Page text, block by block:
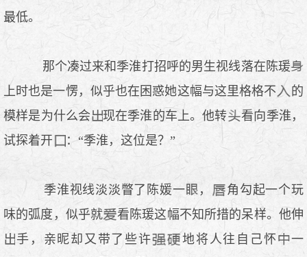
最低。
那个凑过来和季淮打招呼的男生视线落在陈瑗
上时也是一愣，似乎也在困惑她这幅与这里格格不
的
模样是为什么会
现在季淮的车上。他转
看向季淮，
试探着开
：“季淮，这位是？”
季淮视线淡淡瞥了陈媛一 ，
角勾起一个玩
味的弧度，似乎就
看陈瑗这幅不知所措的呆样。他伸
手，亲昵却又带了些许
地将人往自己怀
一